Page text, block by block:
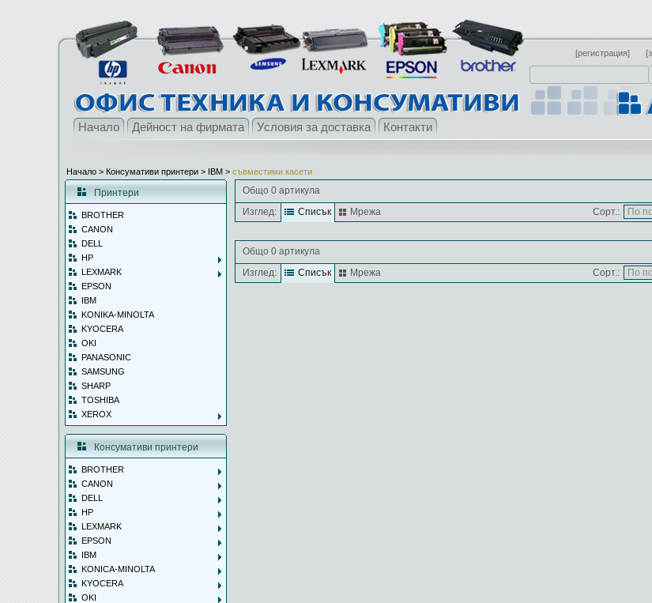
[регистрация]
Начало Дейност на фирмата Условия за доставка Контакти
Начало > Консумативи принтери > IBM > съвместими касети
Принтери
BROTHER
CANON
DELL
HP
LEXMARK
EPSON
IBM
KONIKA-MINOLTA
KYOCERA
OKI
PANASONIC
SAMSUNG
SHARP
TOSHIBA
XEROX
Консумативи принтери
BROTHER
CANON
DELL
HP
LEXMARK
EPSON
IBM
KONICA-MINOLTA
KYOCERA
OKI
Общо 0 артикула
Изглед:
Списък Мрежа Сорт.:
Общо 0 артикула
Изглед:
Списък Мрежа Сорт.: